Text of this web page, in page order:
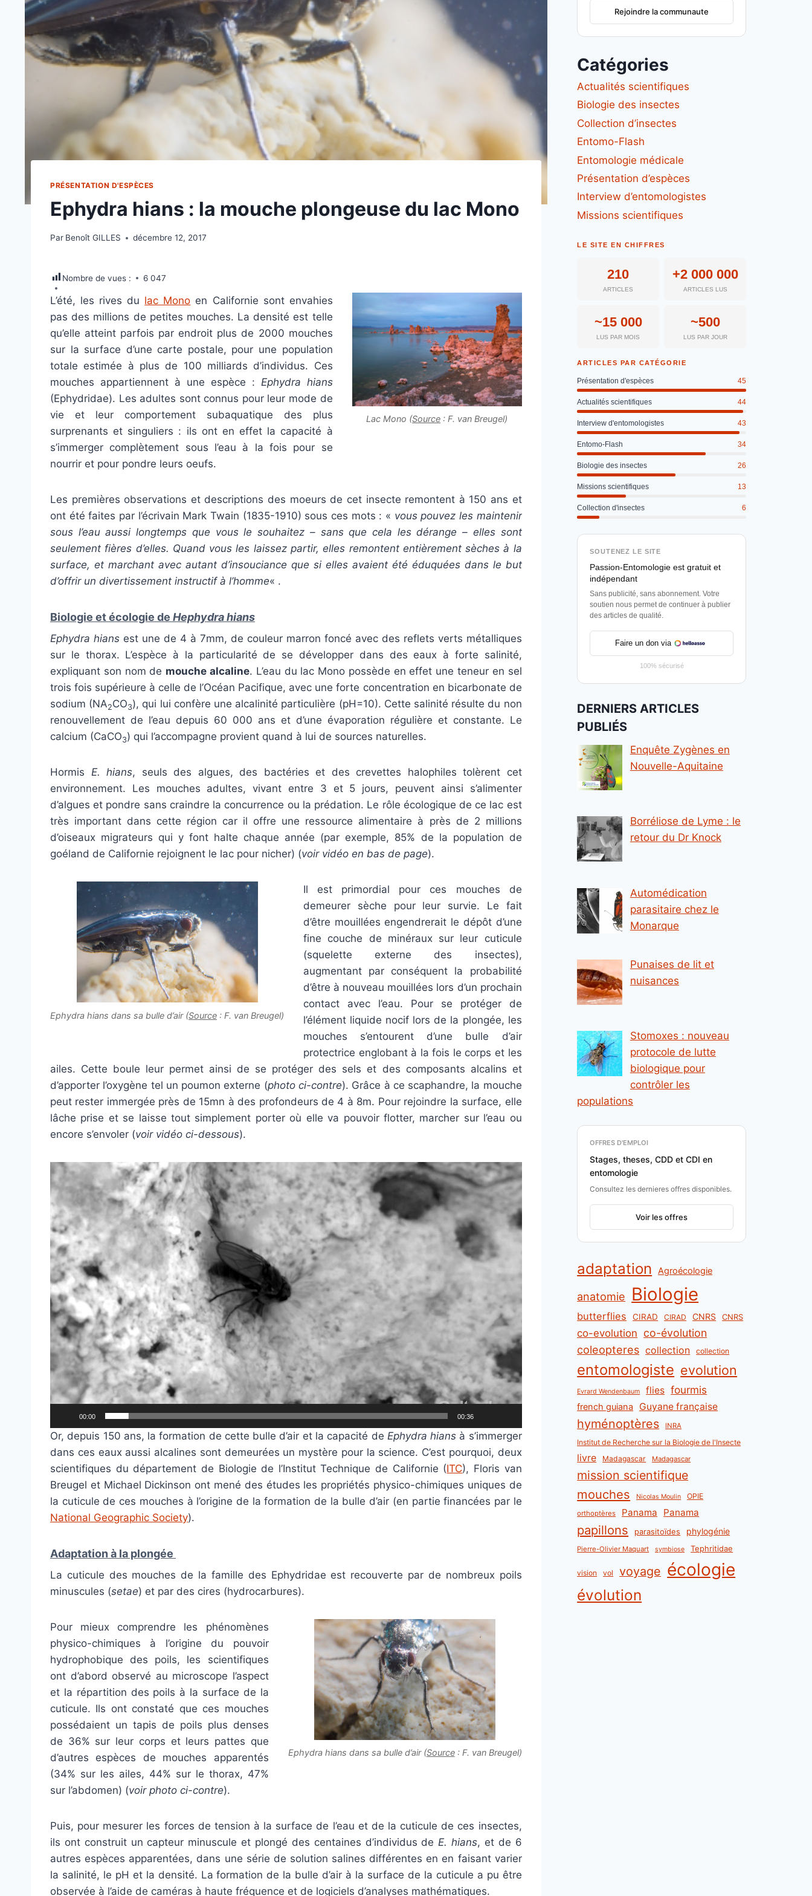
PRÉSENTATION D'ESPÈCES
Ephydra hians : la mouche plongeuse du lac Mono
Par Benoît GILLES décembre 12, 2017
Nombre de vues : 6 047
Lac Mono (Source : F. van Breugel)
L’été, les rives du lac Mono en Californie sont envahies
pas des millions de petites mouches. La densité est telle
qu’elle atteint parfois par endroit plus de 2000 mouches
sur la surface d’une carte postale, pour une population
totale estimée à plus de 100 milliards d’individus. Ces
mouches appartiennent à une espèce : Ephydra hians
(Ephydridae). Les adultes sont connus pour leur mode de
vie et leur comportement subaquatique des plus
surprenants et singuliers : ils ont en effet la capacité à
s’immerger complètement sous l’eau à la fois pour se
nourrir et pour pondre leurs oeufs.
Les premières observations et descriptions des moeurs de cet insecte remontent à 150 ans et
ont été faites par l’écrivain Mark Twain (1835-1910) sous ces mots : « vous pouvez les maintenir
sous l’eau aussi longtemps que vous le souhaitez – sans que cela les dérange – elles sont
seulement fières d’elles. Quand vous les laissez partir, elles remontent entièrement sèches à la
surface, et marchant avec autant d’insouciance que si elles avaient été éduquées dans le but
d’offrir un divertissement instructif à l’homme« .
Biologie et écologie de Hephydra hians
Ephydra hiansest une de 4 à 7mm, de couleur marron foncé avec des reflets verts métalliques
sur le thorax. L’espèce à la particularité de se développer dans des eaux à forte salinité,
expliquant son nom de mouche alcaline. L’eau du lac Mono possède en effet une teneur en sel
trois fois supérieure à celle de l’Océan Pacifique, avec une forte concentration en bicarbonate de
sodium (NA2CO3), qui lui confère une alcalinité particulière (pH=10). Cette salinité résulte du non
renouvellement de l’eau depuis 60 000 ans et d’une évaporation régulière et constante. Le
calcium (CaCO3) qui l’accompagne provient quand à lui de sources naturelles.
Hormis E. hians, seuls des algues, des bactéries et des crevettes halophiles tolèrent cet
environnement. Les mouches adultes, vivant entre 3 et 5 jours, peuvent ainsi s’alimenter
d’algues et pondre sans craindre la concurrence ou la prédation. Le rôle écologique de ce lac est
très important dans cette région car il offre une ressource alimentaire à près de 2 millions
d’oiseaux migrateurs qui y font halte chaque année (par exemple, 85% de la population de
goéland de Californie rejoignent le lac pour nicher) (voir vidéo en bas de page).
Ephydra hians dans sa bulle d’air (Source : F. van Breugel)
Il est primordial pour ces mouches de
demeurer sèche pour leur survie. Le fait
d’être mouillées engendrerait le dépôt d’une
fine couche de minéraux sur leur cuticule
(squelette externe des insectes),
augmentant par conséquent la probabilité
d’être à nouveau mouillées lors d’un prochain
contact avec l’eau. Pour se protéger de
l’élément liquide nocif lors de la plongée, les
mouches s’entourent d’une bulle d’air
protectrice englobant à la fois le corps et les
ailes. Cette boule leur permet ainsi de se protéger des sels et des composants alcalins et
d’apporter l’oxygène tel un poumon externe (photo ci-contre). Grâce à ce scaphandre, la mouche
peut rester immergée près de 15mn à des profondeurs de 4 à 8m. Pour rejoindre la surface, elle
lâche prise et se laisse tout simplement porter où elle va pouvoir flotter, marcher sur l’eau ou
encore s’envoler (voir vidéo ci-dessous).
e
c
t
e
u
r
v
i
d
o
00:00 00:36
Or, depuis 150 ans, la formation de cette bulle d’air et la capacité de Ephydra hians à s’immerger
dans ces eaux aussi alcalines sont demeurées un mystère pour la science. C’est pourquoi, deux
scientifiques du département de Biologie de l’Institut Technique de Californie (ITC), Floris van
Breugel et Michael Dickinson ont mené des études les propriétés physico-chimiques uniques de
la cuticule de ces mouches à l’origine de la formation de la bulle d’air (en partie financées par le
National Geographic Society).
Adaptation à la plongée
La cuticule des mouches de la famille des Ephydridae est recouverte par de nombreux poils
minuscules (setae) et par des cires (hydrocarbures).
Ephydra hians dans sa bulle d’air (Source: F. van Breugel)
Pour mieux comprendre les phénomènes
physico-chimiques à l’origine du pouvoir
hydrophobique des poils, les scientifiques
ont d’abord observé au microscope l’aspect
et la répartition des poils à la surface de la
cuticule. Ils ont constaté que ces mouches
possédaient un tapis de poils plus denses
de 36% sur leur corps et leurs pattes que
d’autres espèces de mouches apparentés
(34% sur les ailes, 44% sur le thorax, 47%
sur l’abdomen) (voir photo ci-contre).
Puis, pour mesurer les forces de tension à la surface de l’eau et de la cuticule de ces insectes,
ils ont construit un capteur minuscule et plongé des centaines d’individus de E. hians, et de 6
autres espèces apparentées, dans une série de solution salines différentes en en faisant varier
la salinité, le pH et la densité. La formation de la bulle d’air à la surface de la cuticule a pu être
observée à l’aide de caméras à haute fréquence et de logiciels d’analyses mathématiques.
Rejoindre la communaute
Catégories
Actualités scientifiques
Biologie des insectes
Collection d’insectes
Entomo-Flash
Entomologie médicale
Présentation d’espèces
Interview d’entomologistes
Missions scientifiques
LE SITE EN CHIFFRES
210
ARTICLES
+2 000 000
ARTICLES LUS
~15 000
LUS PAR MOIS
~500
LUS PAR JOUR
ARTICLES PAR CATÉGORIE
Présentation d'espèces 45
Actualités scientifiques 44
Interview d'entomologistes 43
Entomo-Flash 34
Biologie des insectes 26
Missions scientifiques 13
Collection d'insectes 6
SOUTENEZ LE SITE
Passion-Entomologie est gratuit et
indépendant
Sans publicité, sans abonnement. Votre
soutien nous permet de continuer à publier
des articles de qualité.
Faire un don via
100% sécurisé
DERNIERS ARTICLES
PUBLIÉS
Enquête Zygènes en
Nouvelle-Aquitaine
Borréliose de Lyme : le
retour du Dr Knock
Automédication
parasitaire chez le
Monarque
Punaises de lit et
nuisances
Stomoxes : nouveau
protocole de lutte
biologique pour
contrôler les
populations
OFFRES D'EMPLOI
Stages, theses, CDD et CDI en
entomologie
Consultez les dernieres offres disponibles.
Voir les offres
adaptation Agroécologie
anatomie Biologie
butterflies CIRAD CIRAD CNRS CNRS
co-evolution co-évolution
coleopteres collection collection
entomologiste evolution
Evrard Wendenbaum flies fourmis
french guiana Guyane française
hyménoptères INRA
Institut de Recherche sur la Biologie de l'Insecte
livre Madagascar Madagascar
mission scientifique
mouches Nicolas Moulin OPIE
orthoptères Panama Panama
papillons parasitoïdes phylogénie
Pierre-Olivier Maquart symbiose Tephritidae
vision vol voyage écologie
évolution